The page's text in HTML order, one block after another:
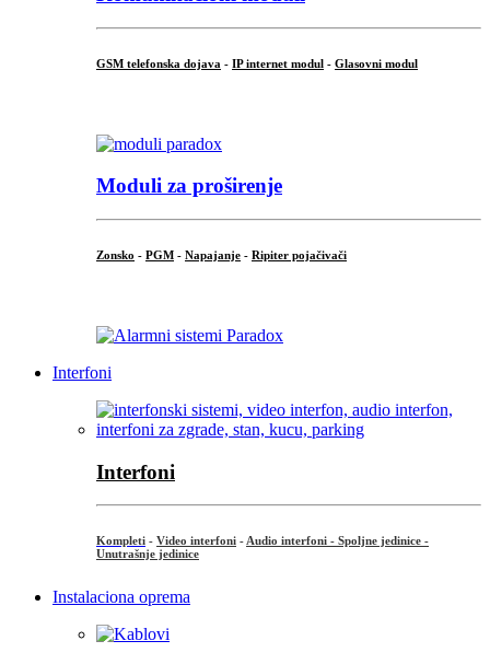
GSM telefonska dojava - IP internet modul - Glasovni modul
Moduli za proširenje
Zonsko - PGM - Napajanje - Ripiter pojačivači
Interfoni
Interfoni
Kompleti - Video interfoni - Audio interfoni - Spoljne jedinice -
Unutrašnje jedinice
Instalaciona oprema